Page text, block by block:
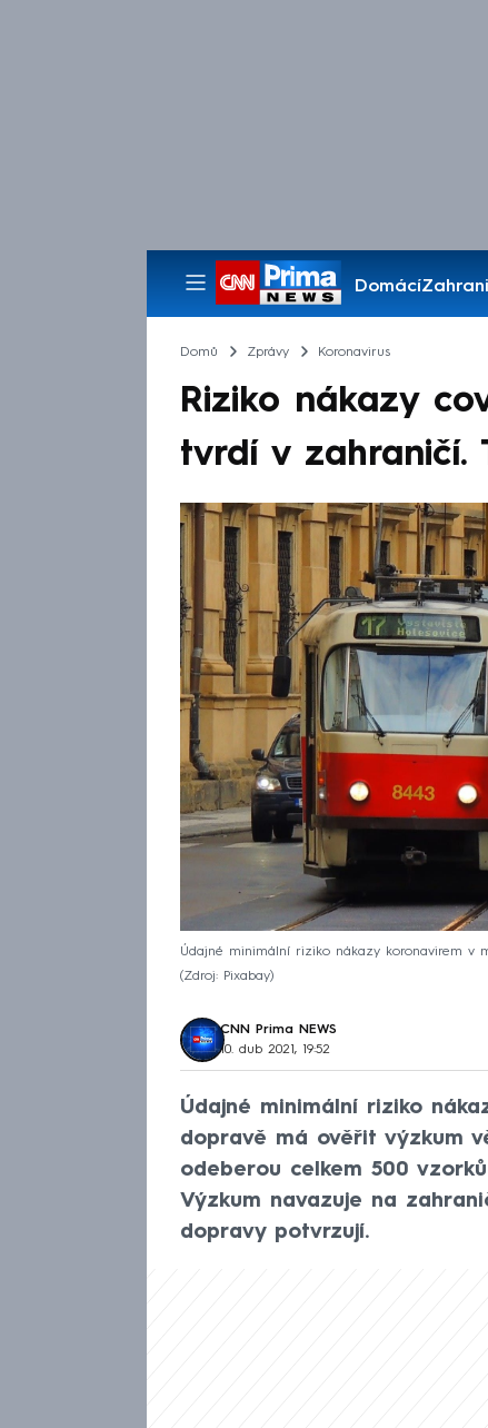
Domácí
Pořady
Domů Zprávy Koronavirus
Riziko nákazy
tvrdí v zahraničí.
Údajné minimální riziko nákazy koronavirem v
Zdroj: Pixabay
CNN Prima NEWS
10. dub 2021, 19:52
Údajné minimální riziko
dopravě má ověřit výzkum
odeberou celkem 500
Výzkum navazuje na
dopravy potvrzují.